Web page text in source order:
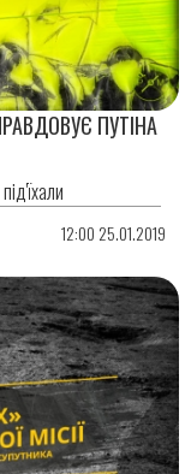
ПУТІНА
12:00 25.01.2019